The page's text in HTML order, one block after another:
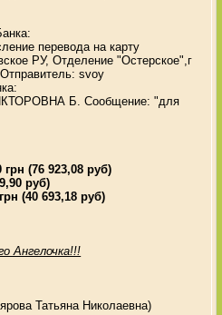
перевода на карту
РУ, Отделение "Остерское",г
svoy
Б. Сообщение: "для
(76 923,08 руб)
руб)
(40 693,18 руб)
Ангелочка!!!
Татьяна Николаевна)